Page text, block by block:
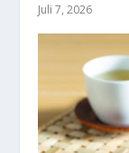
Juli 7, 2026